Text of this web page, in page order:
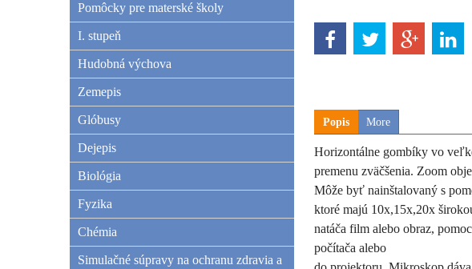
Pomôcky pre materské školy
I. stupeň
Hudobná výchova
Zemepis
Glóbusy
Dejepis
Biológia
Fyzika
Chémia
Simulačné súpravy na ochranu zdravia a
Popis More
Horizontálne gombíky vo
premenu zväčšenia. Zoom
Môže byť nainštalovaný s
ktoré majú 10x,15x,20x
natáča film alebo obraz,
počítača alebo